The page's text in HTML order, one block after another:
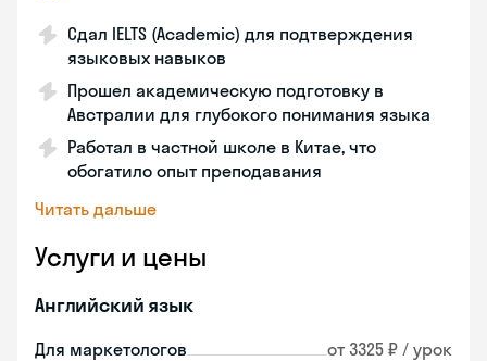
Сдал IELTS (Academic) для подтверждения
языковых навыков
Прошел академическую подготовку в
Австралии для глубокого понимания языка
Работал в частной школе в Китае, что
обогатило опыт преподавания
Читать дальше
Услуги и цены
Английский язык
Для маркетологов от 3325 ₽ / урок